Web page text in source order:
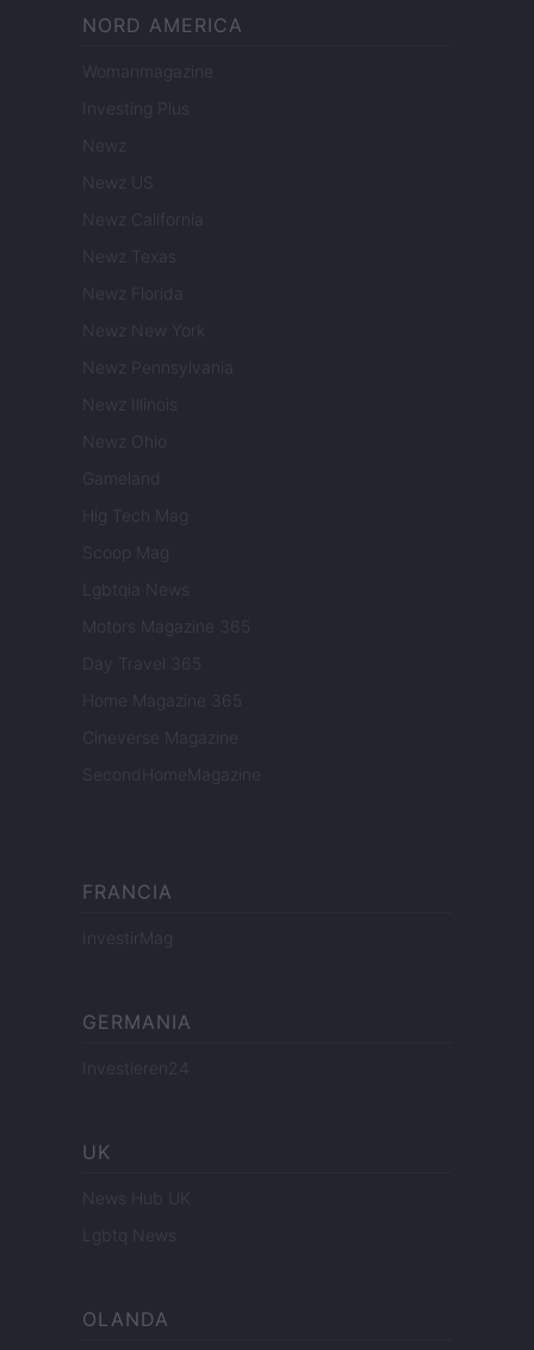
NORD AMERICA
Womanmagazine
Investing Plus
Newz
Newz US
Newz California
Newz Texas
Newz Florida
Newz New York
Newz Pennsylvania
Newz Illinois
Newz Ohio
Gameland
Hig Tech Mag
Scoop Mag
Lgbtqia News
Motors Magazine 365
Day Travel 365
Home Magazine 365
Cineverse Magazine
SecondHomeMagazine
FRANCIA
InvestirMag
GERMANIA
Investieren24
UK
News Hub UK
Lgbtq News
OLANDA